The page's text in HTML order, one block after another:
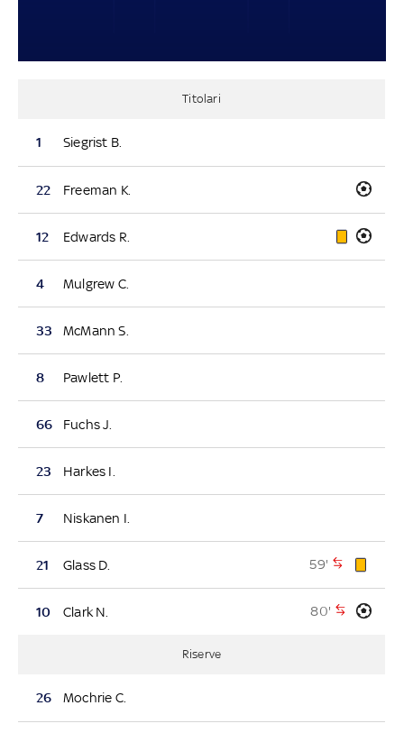
Titolari
1 Siegrist B.
22 Freeman K.
12 Edwards R.
4 Mulgrew C.
33 McMann S.
8 Pawlett P.
66 Fuchs J.
23 Harkes I.
7 Niskanen I.
21 Glass D. 59'
10 Clark N. 80'
Riserve
26 Mochrie C.